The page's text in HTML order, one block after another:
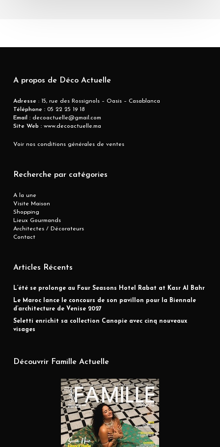
A propos de Déco Actuelle
Adresse : 15, rue des Rossignols – Oasis – Casablanca
Téléphone :05 22 25 19 18
Email :decoactuelle@gmail.com
Site Web :www.decoactuelle.ma
Voir nos conditions générales de ventes
Recherche par catégories
A la une
Visite Maison
Shopping
Lieux Gourmands
Architectes / Décorateurs
Contact
Articles Récents
L’été se prolonge au Four Seasons Hotel Rabat at Kasr Al Bahr
Le Maroc lance le concours de son pavillon pour la Biennale
d’architecture de Venise 2027
Seletti enrichit sa collection Canopie avec cinq nouveaux
visages
Découvrir Famille Actuelle